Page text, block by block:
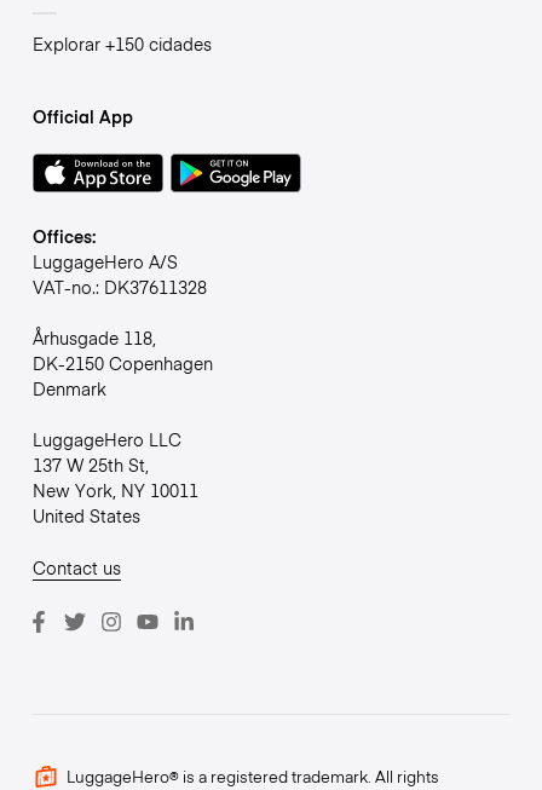
Explorar +150 cidades
Official App
Offices:
LuggageHero A/S
VAT-no.: DK37611328
Århusgade 118,
DK-2150 Copenhagen
Denmark
LuggageHero LLC
137 W 25th St,
New York, NY 10011
United States
Contact us
LuggageHero® is a registered trademark. All rights